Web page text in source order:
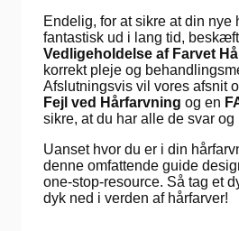
Endelig, for at sikre at din nye
fantastisk ud i lang tid,
Vedligeholdelse af Farvet
korrekt pleje og
Afslutningsvis vil vores afsnit
Fejl ved Hårfarvning og en
sikre, at du har alle de svar og
Uanset hvor du er i din
denne omfattende guide
one-stop-resource. Så tag et
dyk ned i verden af hårfarver!